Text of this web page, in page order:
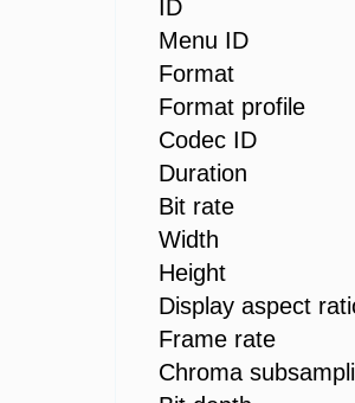
ID :
Menu ID
Format
Format
Codec
Duration
Bit rate :
Width : 1
Height :
Display
Frame
Chroma